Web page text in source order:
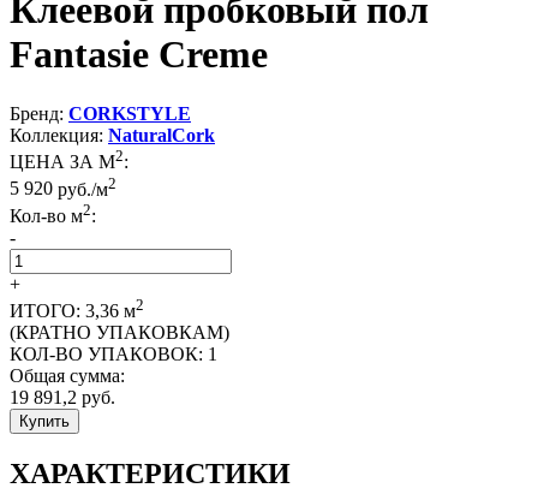
Клеевой пробковый пол
Fantasie Creme
Бренд: CORKSTYLE
Коллекция: NaturalCork
ЦЕНА ЗА М2:
5 920 руб./м2
Кол-во м2:
-
+
ИТОГО: 3,36 м2
(КРАТНО УПАКОВКАМ)
КОЛ-ВО УПАКОВОК: 1
Общая сумма:
19 891,2 руб.
Купить
ХАРАКТЕРИСТИКИ